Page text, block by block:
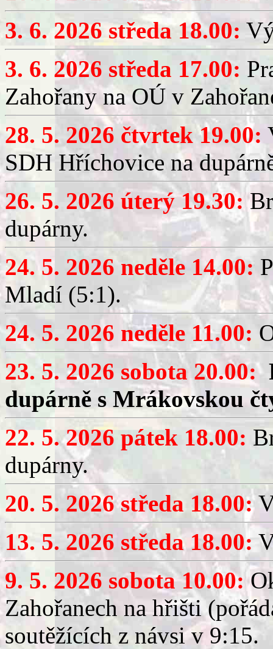
3. 6. 2026 středa 18.00:
3. 6. 2026 středa 17.00:
Zahořany na OÚ v
28. 5. 2026 čtvrtek 19.00:
SDH Hříchovice na
26. 5. 2026 úterý 19.30:
dupárny.
24. 5. 2026 neděle 14.00:
Mladí (5:1).
24. 5. 2026 neděle 11.00:
23. 5. 2026 sobota 20.00:
dupárně s Mrákovskou
22. 5. 2026 pátek 18.00:
dupárny.
20. 5. 2026 středa 18.00:
13. 5. 2026 středa 18.00:
9. 5. 2026 sobota 10.00:
Zahořanech na hřišti
soutěžících z návsi v 9:15.